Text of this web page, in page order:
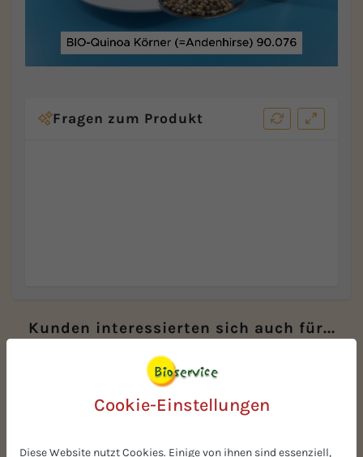
Fragen zum Produkt
Kunden interessierten sich auch für...
Cookie-Einstellungen
Diese Website nutzt Cookies. Einige von ihnen sind essenziell,